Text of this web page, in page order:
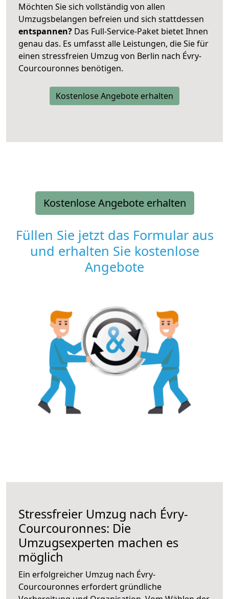
Möchten Sie sich vollständig von allen
Umzugsbelangen befreien und sich stattdessen
entspannen? Das Full-Service-Paket bietet Ihnen
genau das. Es umfasst alle Leistungen, die Sie für
einen stressfreien Umzug von Berlin nach Évry-
Courcouronnes benötigen.
Kostenlose Angebote erhalten
Kostenlose Angebote erhalten
Füllen Sie jetzt das Formular aus
und erhalten Sie kostenlose
Angebote
Stressfreier Umzug nach Évry-
Courcouronnes: Die
Umzugsexperten machen es
möglich
Ein erfolgreicher Umzug nach Évry-
Courcouronnes erfordert gründliche